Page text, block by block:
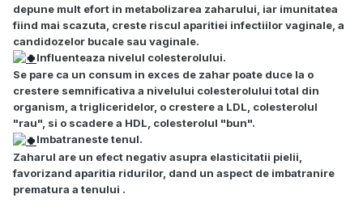
depune mult efort in metabolizarea zaharului, iar imunitatea
fiind mai scazuta, creste riscul aparitiei infectiilor vaginale, a
candidozelor bucale sau vaginale.
Influenteaza nivelul colesterolului.
Se pare ca un consum in exces de zahar poate duce la o
crestere semnificativa a nivelului colesterolului total din
organism, a trigliceridelor, o crestere a LDL, colesterolul
"rau", si o scadere a HDL, colesterolul "bun".
Imbatraneste tenul.
Zaharul are un efect negativ asupra elasticitatii pielii,
favorizand aparitia ridurilor, dand un aspect de imbatranire
prematura a tenului .